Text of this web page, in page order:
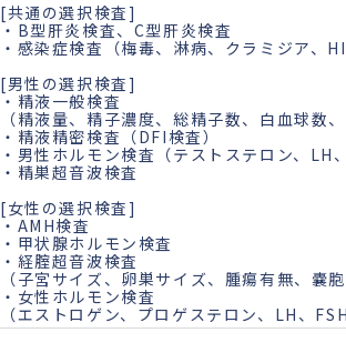
[共通の選択検査]
・B型肝炎検査、C型肝炎検査
・感染症検査（梅毒、淋病、クラミジア、
[男性の選択検査]
・精液一般検査
（精液量、精子濃度、総精子数、白血球数
・精液精密検査（DFI検査）
・男性ホルモン検査（テストステロン、LH
・精巣超音波検査
[女性の選択検査]
・AMH検査
・甲状腺ホルモン検査
・経腟超音波検査
（子宮サイズ、卵巣サイズ、腫瘍有無、嚢
・女性ホルモン検査
（エストロゲン、プロゲステロン、LH、